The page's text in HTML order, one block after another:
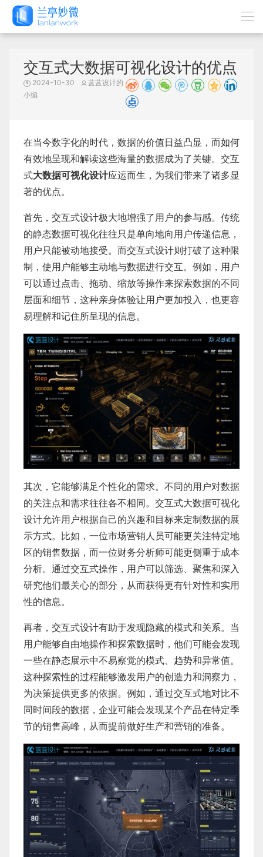
交互式大数据可视化设计的优点
2024-10-30
蓝蓝设计的
小编
在当今数字化的时代，数据的价值日益凸显，而如何
有效地呈现和解读这些海量的数据成为了关键。交互
式大数据可视化设计应运而生，为我们带来了诸多显
著的优点。
首先，交互式设计极大地增强了用户的参与感。传统
的静态数据可视化往往只是单向地向用户传递信息，
用户只能被动地接受。而交互式设计则打破了这种限
制，使用户能够主动地与数据进行交互。例如，用户
可以通过点击、拖动、缩放等操作来探索数据的不同
层面和细节，这种亲身体验让用户更加投入，也更容
易理解和记住所呈现的信息。
其次，它能够满足个性化的需求。不同的用户对数据
的关注点和需求往往各不相同。交互式大数据可视化
设计允许用户根据自己的兴趣和目标来定制数据的展
示方式。比如，一位市场营销人员可能更关注特定地
区的销售数据，而一位财务分析师可能更侧重于成本
分析。通过交互式操作，用户可以筛选、聚焦和深入
研究他们最关心的部分，从而获得更有针对性和实用
性的信息。
再者，交互式设计有助于发现隐藏的模式和关系。当
用户能够自由地操作和探索数据时，他们可能会发现
一些在静态展示中不易察觉的模式、趋势和异常值。
这种探索性的过程能够激发用户的创造力和洞察力，
为决策提供更多的依据。例如，通过交互式地对比不
同时间段的数据，企业可能会发现某个产品在特定季
节的销售高峰，从而提前做好生产和营销的准备。